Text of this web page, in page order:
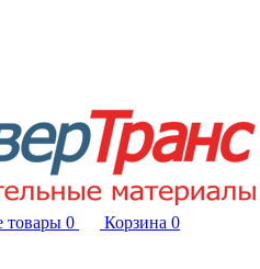
товары 0 Корзина 0